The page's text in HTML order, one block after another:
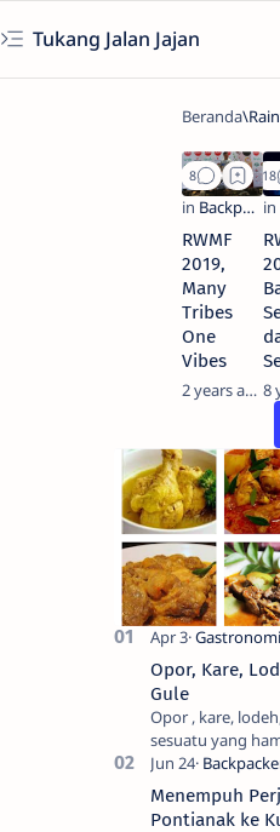
Tukang Jalan Jajan
RWMF
2019,
Many
Tribes
One
Vibes
2 years ago
Opor, Kare,
Gule
Opor , kare,
sesuatu yang
berbeda. Saya
membedakanya.
Menempuh
Pontianak ke